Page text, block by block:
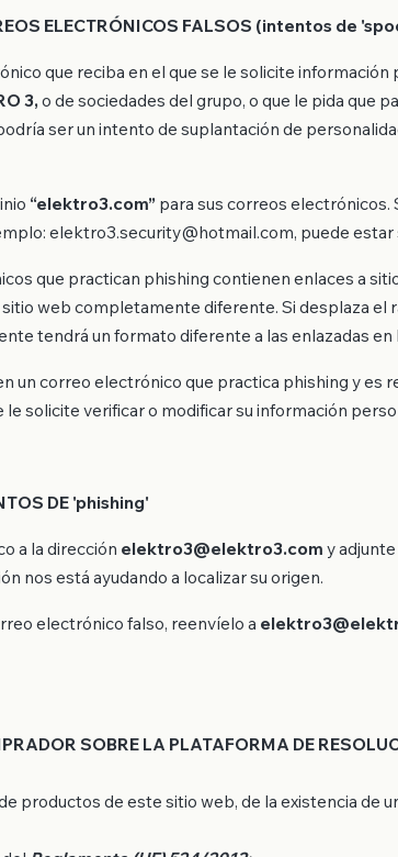
ELECTRÓNICOS FALSOS (intentos de
que reciba en el que se le solicite información
3, o de sociedades del grupo, o que le pida que
ser un intento de suplantación de
“elektro3.com” para sus correos electrónicos.
elektro3.security@hotmail.com, puede
que practican phishing contienen enlaces a
sitio web completamente diferente. Si desplaza el
tendrá un formato diferente a las enlazadas
un correo electrónico que practica phishing y es
le solicite verificar o modificar su información
DE 'phishing'
a la dirección elektro3@elektro3.com y
nos está ayudando a localizar su origen.
electrónico falso, reenvíelo a
SOBRE LA PLATAFORMA DE
productos de este sitio web, de la existencia de